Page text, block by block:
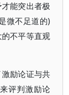
能突出者极
微不足道的)
不平等直观
励论证与共
评判激励论